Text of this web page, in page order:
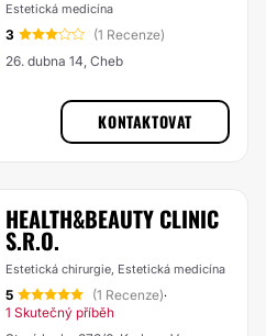
Estetická medicína
3
(1 Recenze)
26. dubna 14, Cheb
KONTAKTOVAT
HEALTH&BEAUTY CLINIC
S.R.O.
Estetická chirurgie, Estetická medicína
5 (1 Recenze)·
1 Skutečný příběh